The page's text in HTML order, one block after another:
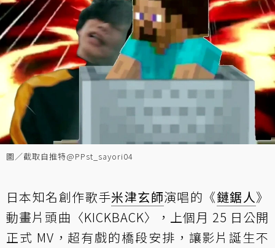
圖／截取自推特@PPst_sayori04
日本知名創作歌手米津玄師演唱的《鏈鋸人》
動畫片頭曲〈KICKBACK〉，上個月 25 日公開
正式 MV，超有戲的橋段安排，讓影片誕生不